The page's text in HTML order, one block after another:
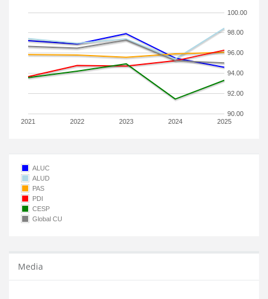
2021 2022 2023 2024 2025
90.00
92.00
94.00
96.00
98.00
100.00
ALUC
ALUD
PAS
PDI
CESP
Global CU
Media